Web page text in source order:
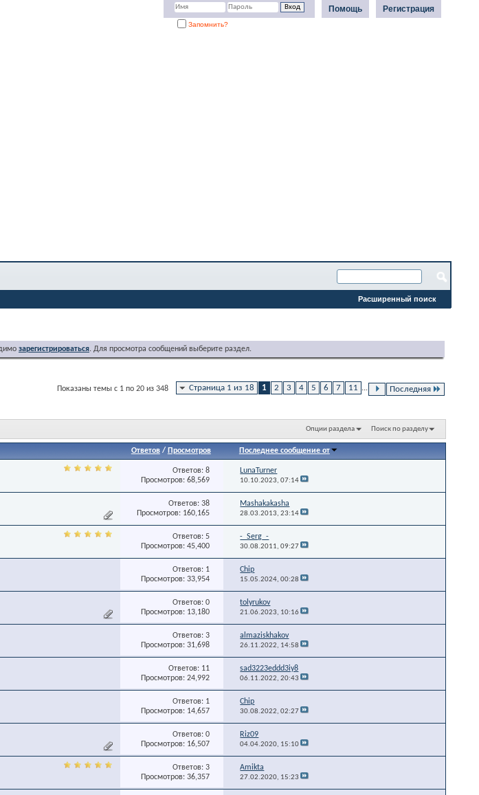
Регистрация
Помощь
Запомнить?
Расширенный поиск
зарегистрироваться. Для просмотра сообщений выберите раздел.
Страница 1 из 18 1 2 3 4 5 6 7 11 ... Последняя
Показаны темы с 1 по 20 из 348
Опции раздела Поиск по разделу
Ответов/ Просмотров Последнее сообщение от
Ответов: 8
Просмотров: 68,569
LunaTurner
10.10.2023,07:14
Ответов: 38
Просмотров: 160,165
Mashakakasha
28.03.2013,23:14
Ответов: 5
Просмотров: 45,400
-_Serg_-
30.08.2011,09:27
Ответов: 1
Просмотров: 33,954
Chip
15.05.2024,00:28
Ответов: 0
Просмотров: 13,180
tolyrukov
21.06.2023, 10:16
Ответов: 3
Просмотров: 31,698
almaziskhakov
26.11.2022, 14:58
Ответов: 11
Просмотров: 24,992
sad3223eddd3iy8
06.11.2022,20:43
Ответов: 1
Просмотров: 14,657
Chip
30.08.2022,02:27
Ответов: 0
Просмотров: 16,507
Riz09
04.04.2020, 15:10
Ответов: 3
Просмотров: 36,357
Amikta
27.02.2020, 15:23